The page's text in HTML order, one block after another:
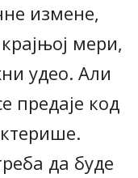
измене,
мери,
удео. Али
предаје код
да буде